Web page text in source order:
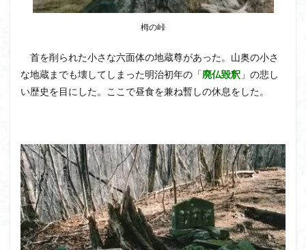
栂の峠
首を削られた小さな六面体の地蔵尊があった。山奥の小さ
な地蔵までも壊してしまった明治初年の「廃仏毀釈 」の悲し
い歴史を目にした。ここで昼食を兼ね暫しの休息をした。